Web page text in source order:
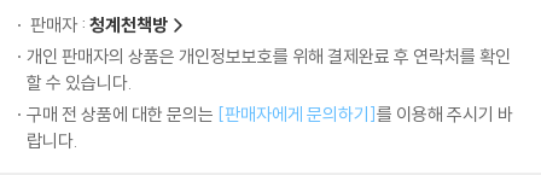
판매자 : 청계천책방
개인 판매자의 상품은 개인정보보호를 위해 결제완료 후 연락처를 확인
할 수 있습니다.
구매 전 상품에 대한 문의는 [판매자에게 문의하기]를 이용해 주시기 바
랍니다.